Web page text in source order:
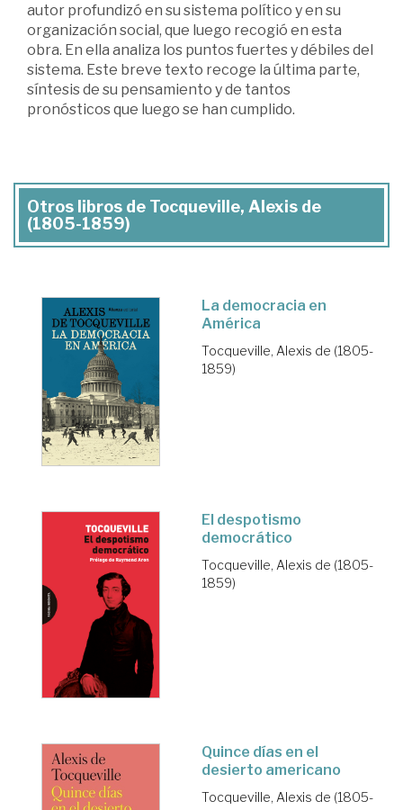
autor profundizó en su sistema político y en su
organización social, que luego recogió en esta
obra. En ella analiza los puntos fuertes y débiles del
sistema. Este breve texto recoge la última parte,
síntesis de su pensamiento y de tantos
pronósticos que luego se han cumplido.
Otros libros de Tocqueville, Alexis de
(1805-1859)
La democracia en
América
Tocqueville, Alexis de (1805-
1859)
El despotismo
democrático
Tocqueville, Alexis de (1805-
1859)
Quince días en el
desierto americano
Tocqueville, Alexis de (1805-